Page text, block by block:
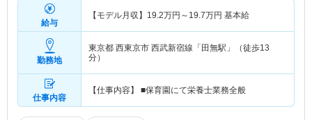
給与
【モデル月収】 19.2万円～ 19.7万円 基本給
勤務地
東京都 西東京市 西武新宿線「田無駅」（徒歩13
分）
仕事内容
【仕事内容】 ■保育園にて栄養士業務全般